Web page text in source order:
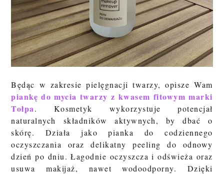
Będąc w zakresie pielęgnacji twarzy, opisze Wam
piankę do mycia twarzy z kwasem fitowym marki
Tołpa. Kosmetyk wykorzystuje potencjał
naturalnych składników aktywnych, by dbać o
skórę. Działa jako pianka do codziennego
oczyszczania oraz delikatny peeling do odnowy
dzień po dniu. Łagodnie oczyszcza i odświeża oraz
usuwa makijaż, nawet wodoodporny. Dzięki